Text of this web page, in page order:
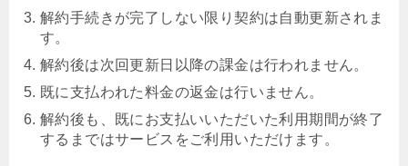
解約手続きが完了しない限り契約は自動更新されま
す。
解約後は次回更新日以降の課金は行われません。
既に支払われた料金の返金は行いません。
解約後も、既にお支払いいただいた利用期間が終了
するまではサービスをご利用いただけます。